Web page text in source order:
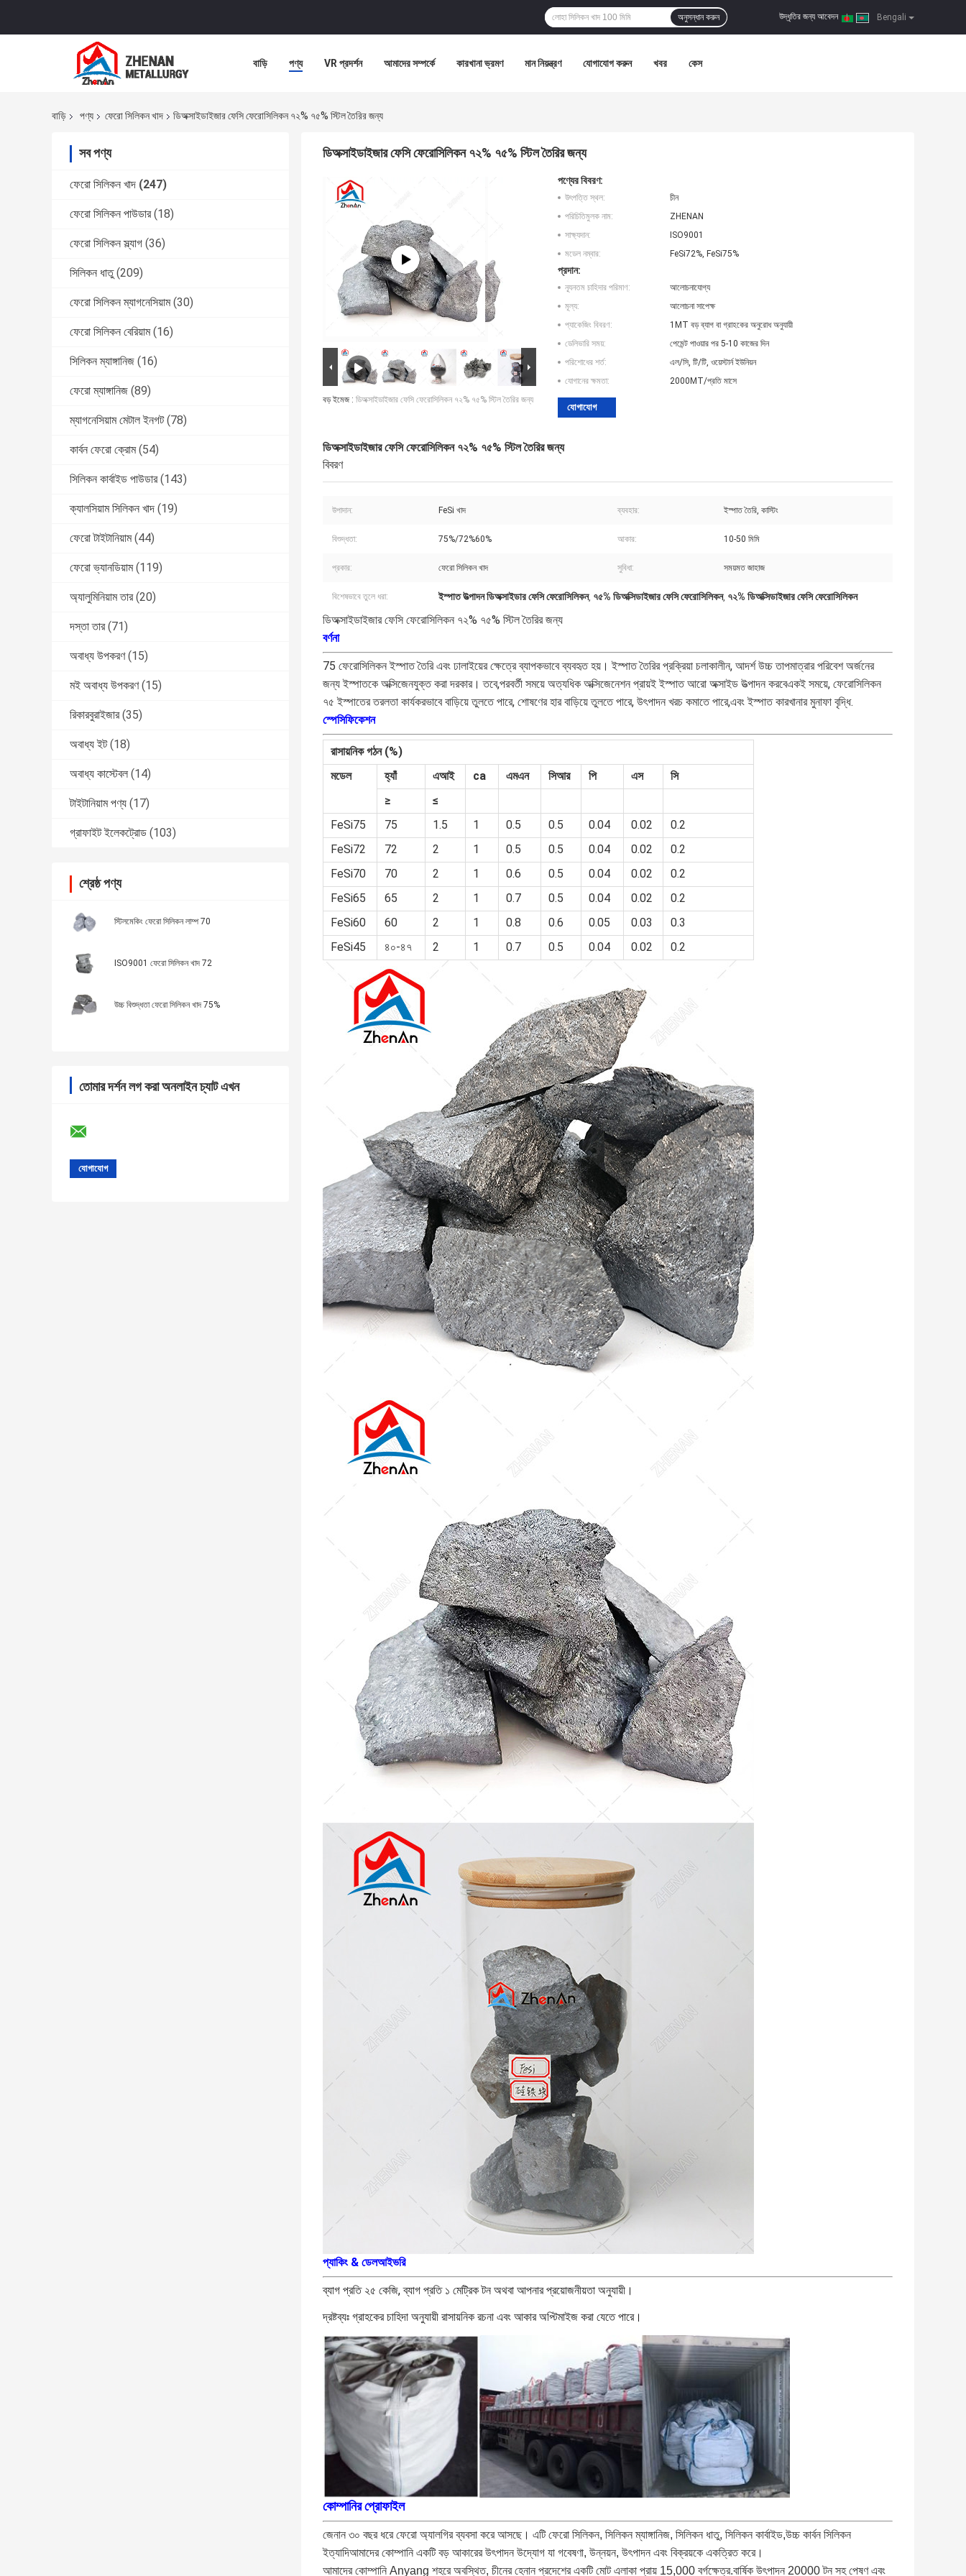
Bengali
উদ্ধৃতির জন্য আবেদন |
অনুসন্ধান করুন
বাড়ি পণ্য VR প্রদর্শন আমাদের সম্পর্কে কারখানা ভ্রমণ মান নিয়ন্ত্রণ যোগাযোগ করুন খবর কেস
বাড়ি পণ্য ফেরো সিলিকন খাদ ডিঅক্সাইডাইজার ফেসি ফেরোসিলিকন ৭২% ৭৫% স্টিল তৈরির জন্য
সব পণ্য
ফেরো সিলিকন খাদ (247)
ফেরো সিলিকন পাউডার (18)
ফেরো সিলিকন স্ল্যাগ (36)
সিলিকন ধাতু (209)
ফেরো সিলিকন ম্যাগনেসিয়াম (30)
ফেরো সিলিকন বেরিয়াম (16)
সিলিকন ম্যাঙ্গানিজ (16)
ফেরো ম্যাঙ্গানিজ (89)
ম্যাগনেসিয়াম মেটাল ইনগট (78)
কার্বন ফেরো ক্রোম (54)
সিলিকন কার্বাইড পাউডার (143)
ক্যালসিয়াম সিলিকন খাদ (19)
ফেরো টাইটানিয়াম (44)
ফেরো ভ্যানডিয়াম (119)
অ্যালুমিনিয়াম তার (20)
দস্তা তার (71)
অবাধ্য উপকরণ (15)
মই অবাধ্য উপকরণ (15)
রিকারবুরাইজার (35)
অবাধ্য ইট (18)
অবাধ্য কাস্টেবল (14)
টাইটানিয়াম পণ্য (17)
গ্রাফাইট ইলেকট্রোড (103)
শ্রেষ্ঠ পণ্য
স্টিলমেকিং ফেরো সিলিকন লাম্প 70
ISO9001 ফেরো সিলিকন খাদ 72
উচ্চ বিশুদ্ধতা ফেরো সিলিকন খাদ 75%
তোমার দর্শন লগ করা অনলাইন চ্যাট এখন
ডিঅক্সাইডাইজার ফেসি ফেরোসিলিকন ৭২% ৭৫% স্টিল তৈরির জন্য
বড় ইমেজ : ডিঅক্সাইডাইজার ফেসি ফেরোসিলিকন ৭২% ৭৫% স্টিল তৈরির জন্য
পণ্যের বিবরণ:
উৎপত্তি স্থল:
চীন
পরিচিতিমুলক নাম:
ZHENAN
সাক্ষ্যদান:
ISO9001
মডেল নম্বার:
FeSi72%, FeSi75%
প্রদান:
ন্যূনতম চাহিদার পরিমাণ:
আলোচনাযোগ্য
মূল্য:
আলোচনা সাপেক্ষ
প্যাকেজিং বিবরণ:
1MT বড় ব্যাগ বা গ্রাহকের অনুরোধ অনুযায়ী
ডেলিভারি সময়:
পেমেন্ট পাওয়ার পর 5-10 কাজের দিন
পরিশোধের শর্ত:
এল/সি, টি/টি, ওয়েস্টার্ন ইউনিয়ন
যোগানের ক্ষমতা:
2000MT/প্রতি মাসে
যোগাযোগ
ডিঅক্সাইডাইজার ফেসি ফেরোসিলিকন ৭২% ৭৫% স্টিল তৈরির জন্য
বিবরণ
উপাদান: FeSi খাদ ব্যবহার: ইস্পাত তৈরি, কাস্টিং
বিশুদ্ধতা: 75%/72%60% আকার: 10-50 মিমি
প্রকার: ফেরো সিলিকন খাদ সুবিধা: সময়মত জাহাজ
বিশেষভাবে তুলে ধরা: ইস্পাত উত্পাদন ডিঅক্সাইডার ফেসি ফেরোসিলিকন, ৭৫% ডিঅক্সিডাইজার ফেসি ফেরোসিলিকন, ৭২% ডিঅক্সিডাইজার ফেসি ফেরোসিলিকন
ডিঅক্সাইডাইজার ফেসি ফেরোসিলিকন ৭২% ৭৫% স্টিল তৈরির জন্য
বর্ণনা
75 ফেরোসিলিকন ইস্পাত তৈরি এবং ঢালাইয়ের ক্ষেত্রে ব্যাপকভাবে ব্যবহৃত হয়। ইস্পাত তৈরির প্রক্রিয়া চলাকালীন, আদর্শ উচ্চ তাপমাত্রার পরিবেশ অর্জনের
জন্য ইস্পাতকে অক্সিজেনযুক্ত করা দরকার। তবে,পরবর্তী সময়ে অত্যধিক অক্সিজেনেশন প্রায়ই ইস্পাত আরো অক্সাইড উত্পাদন করবেএকই সময়ে, ফেরোসিলিকন
৭৫ ইস্পাতের তরলতা কার্যকরভাবে বাড়িয়ে তুলতে পারে, শোষণের হার বাড়িয়ে তুলতে পারে, উৎপাদন খরচ কমাতে পারে,এবং ইস্পাত কারখানার মুনাফা বৃদ্ধি.
স্পেসিফিকেশন
রাসায়নিক গঠন (%)
মডেল
হ্যাঁ এআই ca এমএন সিআর পি এস
সি
≥
≤
FeSi75
75 1.5 1 0.5 0.5 0.04 0.02
0.2
FeSi72
72 2 1 0.5 0.5 0.04 0.02
0.2
FeSi70
70 2 1 0.6 0.5 0.04 0.02
0.2
FeSi65
65 2 1 0.7 0.5 0.04 0.02
0.2
FeSi60
60 2 1 0.8 0.6 0.05 0.03
0.3
FeSi45
৪০-৪৭ 2 1 0.7 0.5 0.04 0.02 0.2
প্যাকিং & ডেলআইভরি
ব্যাগ প্রতি ২৫ কেজি, ব্যাগ প্রতি ১ মেট্রিক টন অথবা আপনার প্রয়োজনীয়তা অনুযায়ী।
দ্রষ্টব্যঃ গ্রাহকের চাহিদা অনুযায়ী রাসায়নিক রচনা এবং আকার অপ্টিমাইজ করা যেতে পারে।
কোম্পানির প্রোফাইল
জেনান ৩০ বছর ধরে ফেরো অ্যালগির ব্যবসা করে আসছে। এটি ফেরো সিলিকন, সিলিকন ম্যাঙ্গানিজ, সিলিকন ধাতু, সিলিকন কার্বাইড,উচ্চ কার্বন সিলিকন
ইত্যাদিআমাদের কোম্পানি একটি বড় আকারের উৎপাদন উদ্যোগ যা গবেষণা, উন্নয়ন, উৎপাদন এবং বিক্রয়কে একত্রিত করে।
আমাদের কোম্পানি Anyang শহরে অবস্থিত, চীনের হেনান প্রদেশের একটি মোট এলাকা প্রায় 15,000 বর্গক্ষেত্র.বার্ষিক উৎপাদন 20000 টন সহ পেষণ এবং